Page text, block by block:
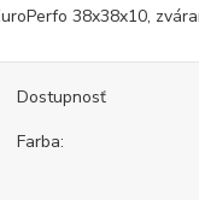
38x38x10,
Dostupnosť
Farba: